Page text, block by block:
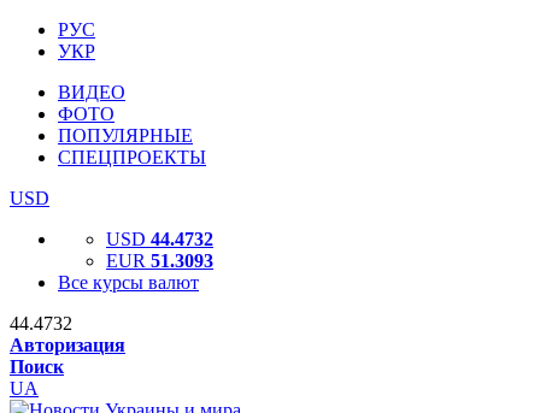
РУС
УКР
ВИДЕО
ФОТО
ПОПУЛЯРНЫЕ
СПЕЦПРОЕКТЫ
USD
USD 44.4732
EUR 51.3093
Все курсы валют
44.4732
Авторизация
Поиск
UA